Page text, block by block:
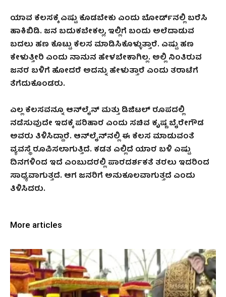
ಯಾವ ಕೆಲಸಕ್ಕೆ ಎಷ್ಟು ಕೊಡಬೇಕು ಎಂದು ಬೋರ್ಡ್‌ನಲ್ಲಿ ಬರೆಸಿ
ಹಾಕಿಬಿಡಿ. ಜನ ಬದುಕಬೇಕಲ್ಲ, ಇಲ್ಲಿಗೆ ಬಂದು ಅಲೆದಾಡುವ
ಬದಲು ಹಣ ಕೊಟ್ಟು ಕೆಲಸ ಮಾಡಿಸಿಕೊಳ್ಳುತ್ತಾರೆ. ಎಷ್ಟು ಹಣ
ಕೇಳುತ್ತೀರಿ ಎಂದು ನಾನುನ ಹೇಳಬೇಕಾಗಿಲ್ಲ. ಅಲ್ಲಿ ನಿಂತಿರುವ
ಜನರ ಬಳಿಗೆ ಹೋದರೆ ಅದನ್ನು ಹೇಳುತ್ತಾರೆ ಎಂದು ತರಾಟೆಗೆ
ತೆಗೆದುಕೊಂಡರು.
ಎಲ್ಲ ಕೆಲಸವನ್ನೂ ಆನ್‌ಲೈನ್‌ ಮತ್ತು ಡಿಜಿಟಲ್‌ ರೂಪದಲ್ಲಿ
ನಡೆಸುವುದೇ ಇದಕ್ಕೆ ಪರಿಹಾರ ಎಂದು ಸಚಿವ ಕೃಷ್ಣ ಬೈರೇಗೌಡ
ಅವರು ತಿಳಿಸಿದ್ದಾರೆ. ಆನ್‌ಲೈನ್‌ನಲ್ಲಿ ಈ ಕೆಲಸ ಮಾಡುವಂತೆ
ವ್ಯವಸ್ಥೆ ರೂಪಿಸಲಾಗುತ್ತಿದೆ. ಕಡತ ಎಲ್ಲಿದೆ ಯಾರ ಬಳಿ ಎಷ್ಟು
ದಿನಗಳಿಂದ ಇದೆ ಎಂಬುದರಲ್ಲಿ ಪಾರದರ್ಶಕತೆ ತರಲು ಇದರಿಂದ
ಸಾಧ್ಯವಾಗುತ್ತದೆ. ಆಗ ಜನರಿಗೆ ಅನುಕೂಲವಾಗುತ್ತದೆ ಎಂದು
ತಿಳಿಸಿದರು.
More articles